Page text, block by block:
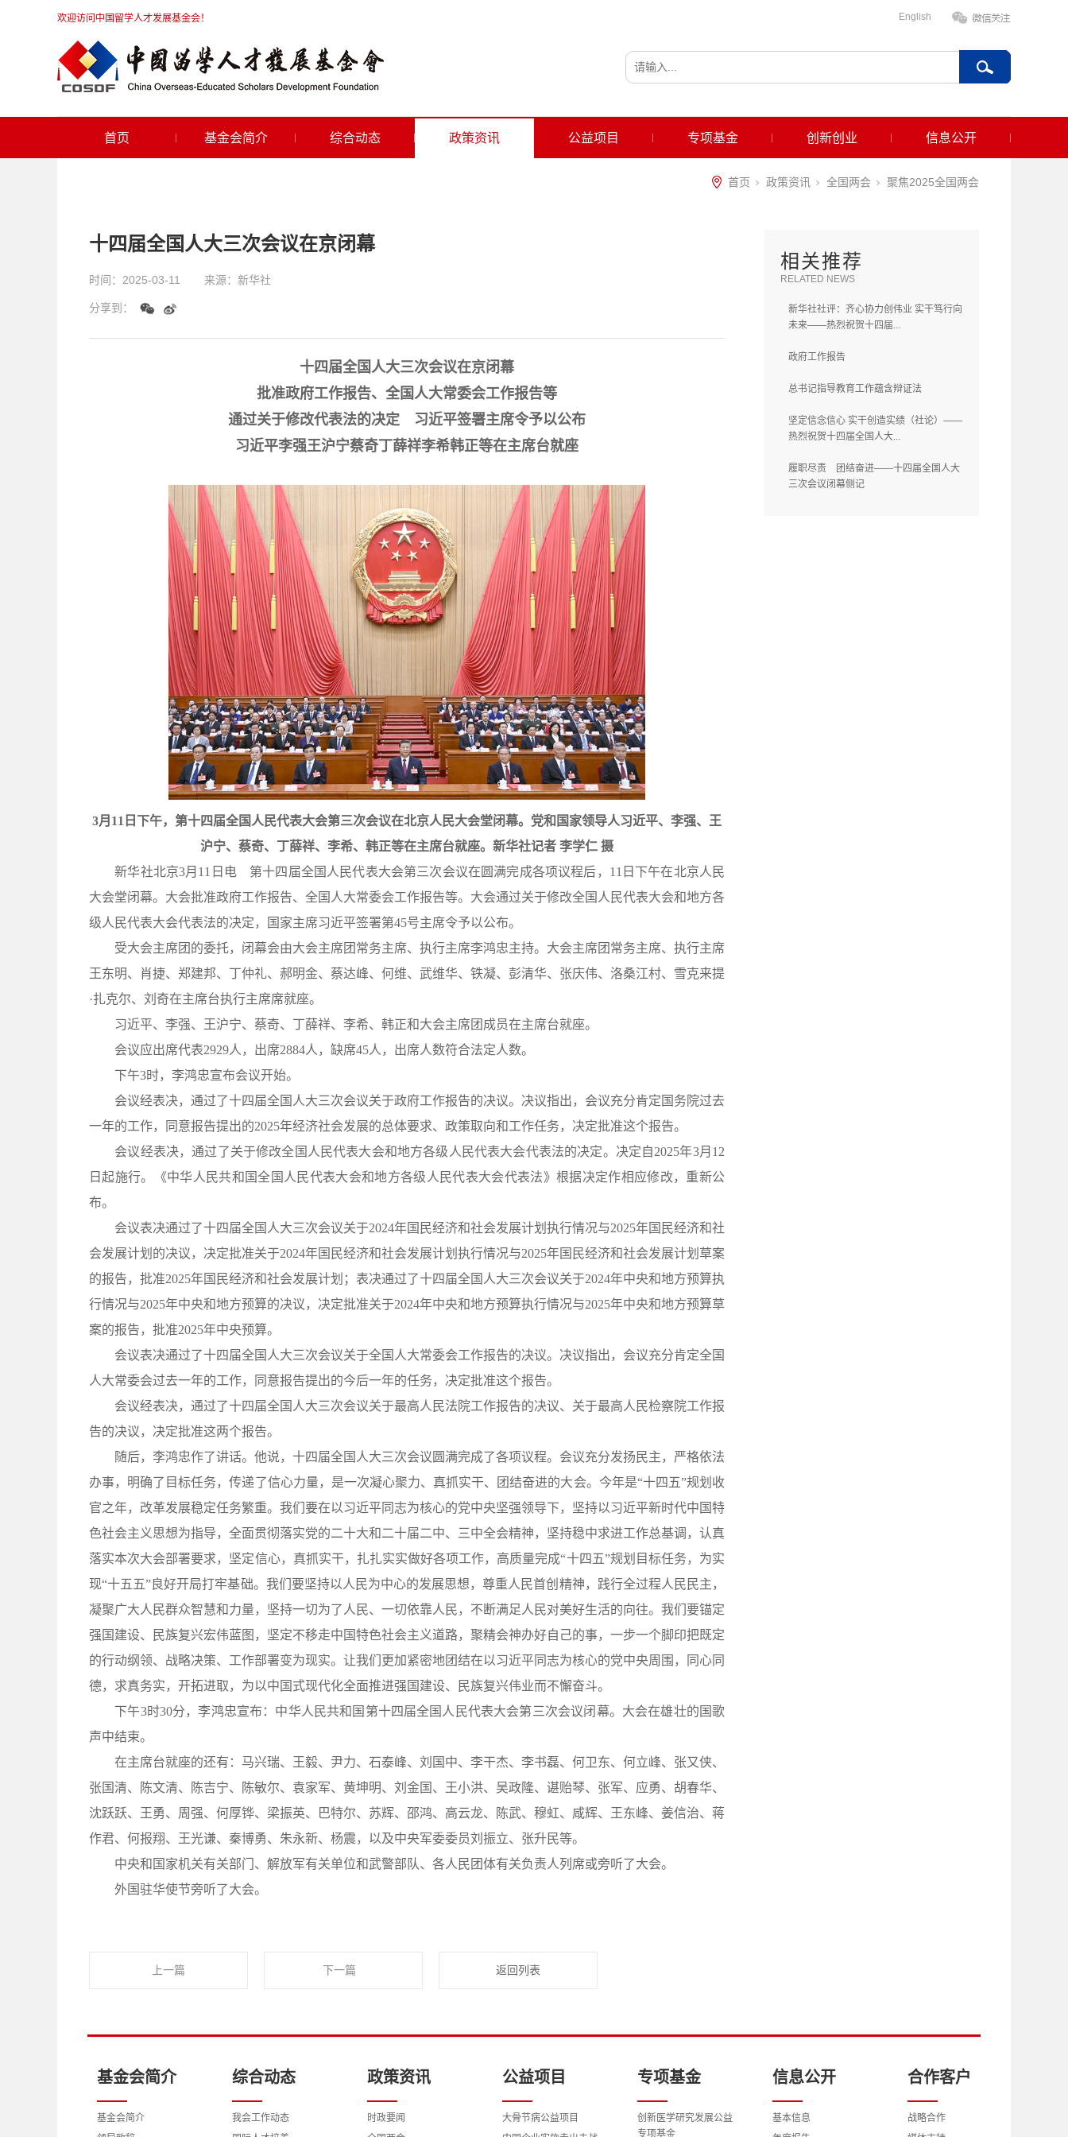
欢迎访问中国留学人才发展基金会！ English
首页 基金会简介 综合动态 政策资讯 公益项目 专项基金 创新创业 信息公开
首页 政策资讯 全国两会 聚焦2025全国两会
十四届全国人大三次会议在京闭幕
时间： 2025-03-11 来源： 新华社
分享到：
十四届全国人大三次会议在京闭幕
批准政府工作报告、全国人大常委会工作报告等
通过关于修改代表法的决定 习近平签署主席令予以公布
习近平李强王沪宁蔡奇丁薛祥李希韩正等在主席台就座
3月11日下午，第十四届全国人民代表大会第三次会议在北京人民大会堂闭幕。党和国家领导人习近平、李强、王
沪宁、蔡奇、丁薛祥、李希、韩正等在主席台就座。新华社记者 李学仁 摄
新华社北京3月11日电 第十四届全国人民代表大会第三次会议在圆满完成各项议程后，11日下午在北京人民
大会堂闭幕。大会批准政府工作报告、全国人大常委会工作报告等。大会通过关于修改全国人民代表大会和地方各
级人民代表大会代表法的决定，国家主席习近平签署第45号主席令予以公布。
受大会主席团的委托，闭幕会由大会主席团常务主席、执行主席李鸿忠主持。大会主席团常务主席、执行主席
王东明、肖捷、郑建邦、丁仲礼、郝明金、蔡达峰、何维、武维华、铁凝、彭清华、张庆伟、洛桑江村、雪克来提
·扎克尔、刘奇在主席台执行主席席就座。
习近平、李强、王沪宁、蔡奇、丁薛祥、李希、韩正和大会主席团成员在主席台就座。
会议应出席代表2929人，出席2884人，缺席45人，出席人数符合法定人数。
下午3时，李鸿忠宣布会议开始。
会议经表决，通过了十四届全国人大三次会议关于政府工作报告的决议。决议指出，会议充分肯定国务院过去
一年的工作，同意报告提出的2025年经济社会发展的总体要求、政策取向和工作任务，决定批准这个报告。
会议经表决，通过了关于修改全国人民代表大会和地方各级人民代表大会代表法的决定。决定自2025年3月12
日起施行。《中华人民共和国全国人民代表大会和地方各级人民代表大会代表法》根据决定作相应修改，重新公
布。
会议表决通过了十四届全国人大三次会议关于2024年国民经济和社会发展计划执行情况与2025年国民经济和社
会发展计划的决议，决定批准关于2024年国民经济和社会发展计划执行情况与2025年国民经济和社会发展计划草案
的报告，批准2025年国民经济和社会发展计划；表决通过了十四届全国人大三次会议关于2024年中央和地方预算执
行情况与2025年中央和地方预算的决议，决定批准关于2024年中央和地方预算执行情况与2025年中央和地方预算草
案的报告，批准2025年中央预算。
会议表决通过了十四届全国人大三次会议关于全国人大常委会工作报告的决议。决议指出，会议充分肯定全国
人大常委会过去一年的工作，同意报告提出的今后一年的任务，决定批准这个报告。
会议经表决，通过了十四届全国人大三次会议关于最高人民法院工作报告的决议、关于最高人民检察院工作报
告的决议，决定批准这两个报告。
随后，李鸿忠作了讲话。他说，十四届全国人大三次会议圆满完成了各项议程。会议充分发扬民主，严格依法
办事，明确了目标任务，传递了信心力量，是一次凝心聚力、真抓实干、团结奋进的大会。今年是“十四五”规划收
官之年，改革发展稳定任务繁重。我们要在以习近平同志为核心的党中央坚强领导下，坚持以习近平新时代中国特
色社会主义思想为指导，全面贯彻落实党的二十大和二十届二中、三中全会精神，坚持稳中求进工作总基调，认真
落实本次大会部署要求，坚定信心，真抓实干，扎扎实实做好各项工作，高质量完成“十四五”规划目标任务，为实
现“十五五”良好开局打牢基础。我们要坚持以人民为中心的发展思想，尊重人民首创精神，践行全过程人民民主，
凝聚广大人民群众智慧和力量，坚持一切为了人民、一切依靠人民，不断满足人民对美好生活的向往。我们要锚定
强国建设、民族复兴宏伟蓝图，坚定不移走中国特色社会主义道路，聚精会神办好自己的事，一步一个脚印把既定
的行动纲领、战略决策、工作部署变为现实。让我们更加紧密地团结在以习近平同志为核心的党中央周围，同心同
德，求真务实，开拓进取，为以中国式现代化全面推进强国建设、民族复兴伟业而不懈奋斗。
下午3时30分，李鸿忠宣布：中华人民共和国第十四届全国人民代表大会第三次会议闭幕。大会在雄壮的国歌
声中结束。
在主席台就座的还有：马兴瑞、王毅、尹力、石泰峰、刘国中、李干杰、李书磊、何卫东、何立峰、张又侠、
张国清、陈文清、陈吉宁、陈敏尔、袁家军、黄坤明、刘金国、王小洪、吴政隆、谌贻琴、张军、应勇、胡春华、
沈跃跃、王勇、周强、何厚铧、梁振英、巴特尔、苏辉、邵鸿、高云龙、陈武、穆虹、咸辉、王东峰、姜信治、蒋
作君、何报翔、王光谦、秦博勇、朱永新、杨震，以及中央军委委员刘振立、张升民等。
中央和国家机关有关部门、解放军有关单位和武警部队、各人民团体有关负责人列席或旁听了大会。
外国驻华使节旁听了大会。
上一篇 下一篇 返回列表
相关推荐
RELATED NEWS
新华社社评：齐心协力创伟业 实干笃行向
未来——热烈祝贺十四届...
政府工作报告
总书记指导教育工作蕴含辩证法
坚定信念信心 实干创造实绩（社论）——
热烈祝贺十四届全国人大...
履职尽责 团结奋进——十四届全国人大
三次会议闭幕侧记
基金会简介
基金会简介
综合动态
我会工作动态
政策资讯
时政要闻
公益项目
大骨节病公益项目
专项基金
创新医学研究发展公益
专项基金
信息公开
基本信息
合作客户
战略合作